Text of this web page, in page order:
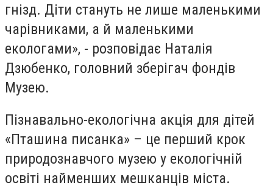
гнізд. Діти стануть не лише маленькими
чарівниками, а й маленькими
екологами», - розповідає Наталія
Дзюбенко, головний зберігач фондів
Музею.
Пізнавально-екологічна акція для дітей
«Пташина писанка» – це перший крок
природознавчого музею у екологічній
освіті найменших мешканців міста.